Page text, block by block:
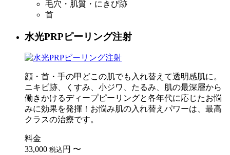
毛穴・肌質・にきび跡
首
水光PRPピーリング注射
顔・首・手の甲どこの肌でも入れ替えて透明感肌に。
ニキビ跡、くすみ、小ジワ、たるみ、肌の最深層から
働きかけるディープピーリングと各年代に応じたお悩
みに効果を発揮！お悩み肌の入れ替えパワーは、最高
クラスの治療です。
料金
33,000 税込 円 〜